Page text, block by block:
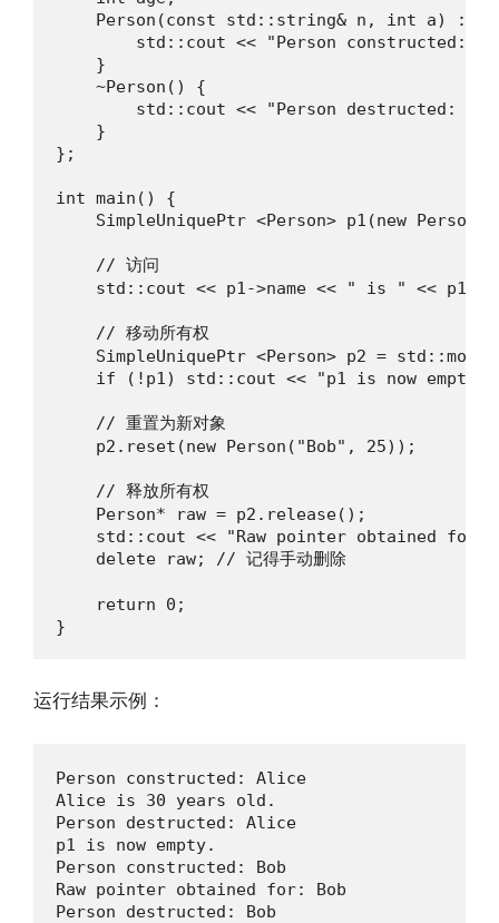
Person(const std::string& n, int a) :
std::cout << "Person constructed: "
    }
    ~Person() {
std::cout << "Person destructed: "
    }
};
int main() {
SimpleUniquePtr <Person> p1(new
    // 访问
std::cout << p1->name << " is " << p1-
    // 移动所有权
SimpleUniquePtr <Person> p2 =
if (!p1) std::cout << "p1 is now
    // 重置为新对象
    p2.reset(new Person("Bob", 25));
    // 释放所有权
    Person* raw = p2.release();
std::cout << "Raw pointer obtained for:
    delete raw; // 记得手动删除
    return 0;
}
运行结果示例：
Person constructed: Alice
Alice is 30 years old.
Person destructed: Alice
p1 is now empty.
Person constructed: Bob
Raw pointer obtained for: Bob
Person destructed: Bob